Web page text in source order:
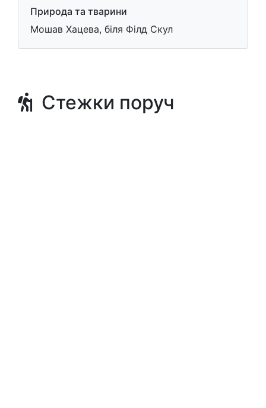
Природа та тварини
Мошав Хацева, біля Філд Скул
Стежки поруч